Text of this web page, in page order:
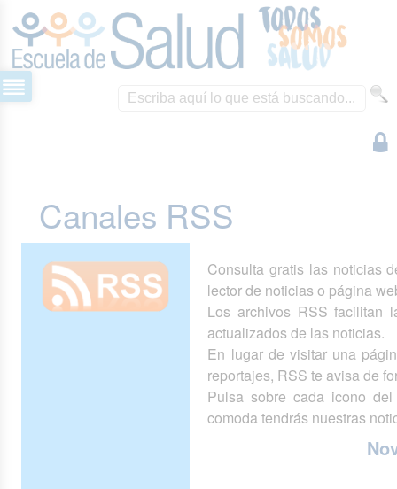
Canales RSS
Consulta gratis las noticias
lector de noticias o página
Los archivos RSS facilitan
actualizados de las noticias.
En lugar de visitar una
reportajes, RSS te avisa de
Pulsa sobre cada icono
comoda tendrás nuestras